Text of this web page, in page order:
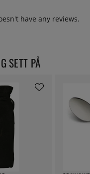
have any reviews.
SETT PÅ